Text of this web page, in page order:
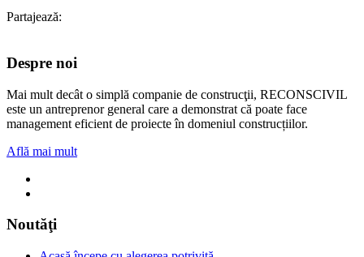
Partajează:
Despre noi
Mai mult decât o simplă companie de construcţii, RECONSCIVIL
este un antreprenor general care a demonstrat că poate face
management eficient de proiecte în domeniul construcțiilor.
Află mai mult
Noutăţi